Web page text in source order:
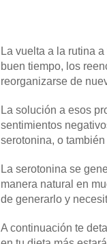
La vuelta a la rutina
buen tiempo, los
reorganizarse de
La solución a esos
sentimientos
serotonina, o
La serotonina se
manera natural en
de generarlo y
A continuación te